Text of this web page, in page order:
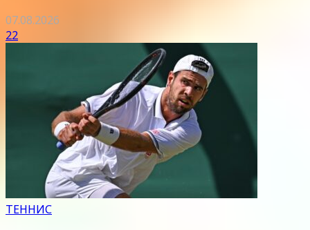
07.08.2026
22
ТЕННИС